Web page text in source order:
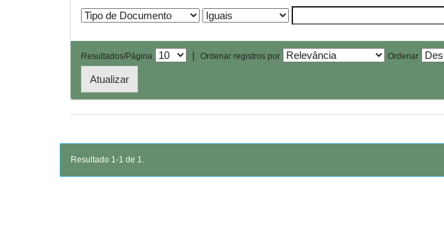
Resultados/Página | Ordenar registros por Ordenar
Resultado 1-1 de 1.